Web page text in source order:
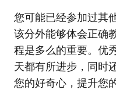
您可能已经参加过其
该分外能够体会正确
程是多么的重要。优
天都有所进步，同时
您的好奇心，提升您